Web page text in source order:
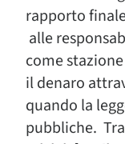
rapporto
alle
come
il denaro
quando la
pubbliche.